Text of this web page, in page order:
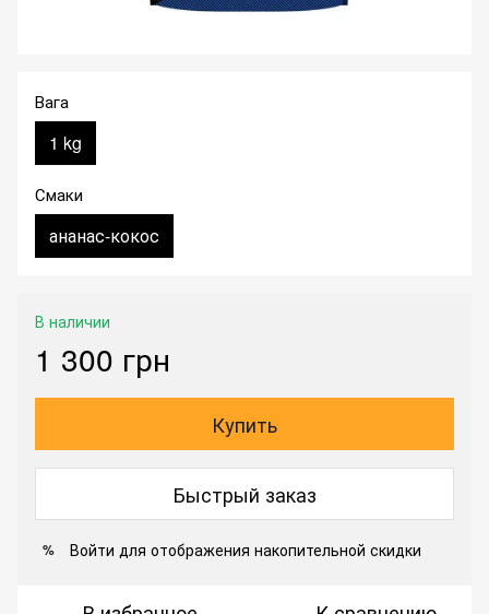
Вага
1 kg
Смаки
ананас-кокос
В наличии
1 300 грн
Купить
Быстрый заказ
% Войти для отображения накопительной скидки